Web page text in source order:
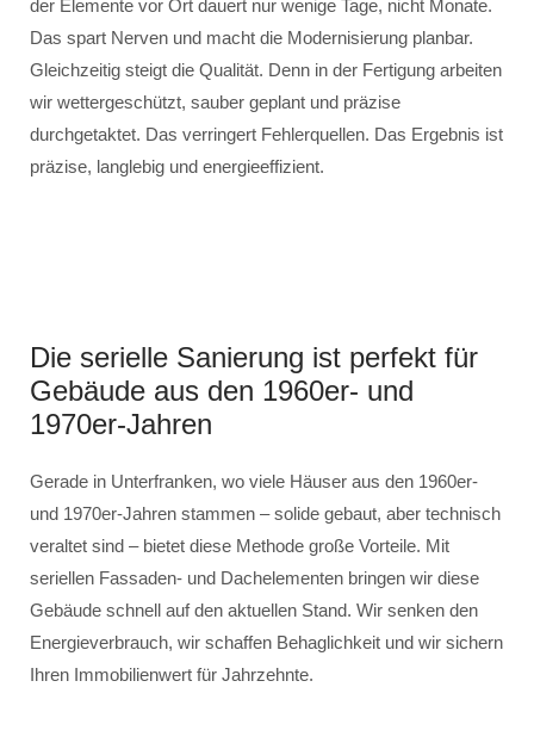
der Elemente vor Ort dauert nur wenige Tage, nicht Monate.
Das spart Nerven und macht die Modernisierung planbar.
Gleichzeitig steigt die Qualität. Denn in der Fertigung arbeiten
wir wettergeschützt, sauber geplant und präzise
durchgetaktet. Das verringert Fehlerquellen. Das Ergebnis ist
präzise, langlebig und energieeffizient.
Die serielle Sanierung ist perfekt für
Gebäude aus den 1960er- und
1970er-Jahren
Gerade in Unterfranken, wo viele Häuser aus den 1960er-
und 1970er-Jahren stammen – solide gebaut, aber technisch
veraltet sind – bietet diese Methode große Vorteile. Mit
seriellen Fassaden- und Dachelementen bringen wir diese
Gebäude schnell auf den aktuellen Stand. Wir senken den
Energieverbrauch, wir schaffen Behaglichkeit und wir sichern
Ihren Immobilienwert für Jahrzehnte.